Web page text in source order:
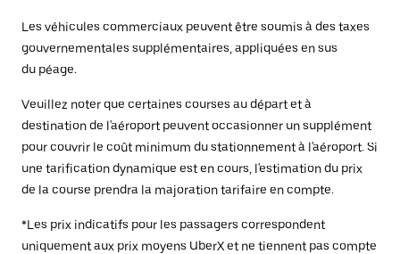
Les véhicules commerciaux peuvent être soumis à des taxes
gouvernementales supplémentaires, appliquées en sus
du péage.
Veuillez noter que certaines courses au départ et à
destination de l'aéroport peuvent occasionner un supplément
pour couvrir le coût minimum du stationnement à l'aéroport. Si
une tarification dynamique est en cours, l'estimation du prix
de la course prendra la majoration tarifaire en compte.
*Les prix indicatifs pour les passagers correspondent
uniquement aux prix moyens UberX et ne tiennent pas compte